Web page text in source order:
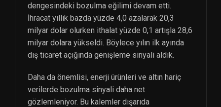
dengesindeki bozulma eğilimi devam etti.
İhracat yıllık bazda yüzde 4,0 azalarak 20,3
milyar dolar olurken ithalat yüzde 0,1 artışla 28,6
milyar dolara yükseldi. Böylece yılın ilk ayında
dış ticaret açığında genişleme sinyali aldık.
Daha da önemlisi, enerji ürünleri ve altın hariç
verilerde bozulma sinyali daha net
gözlemleniyor. Bu kalemler dışarıda